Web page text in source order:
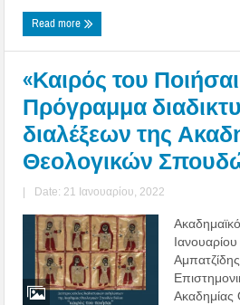
Read more
«Καιρός του
Πρόγραμμα
διαλέξεων της
Θεολογικών
| Date: 21 Ιανουαρίου, 2022